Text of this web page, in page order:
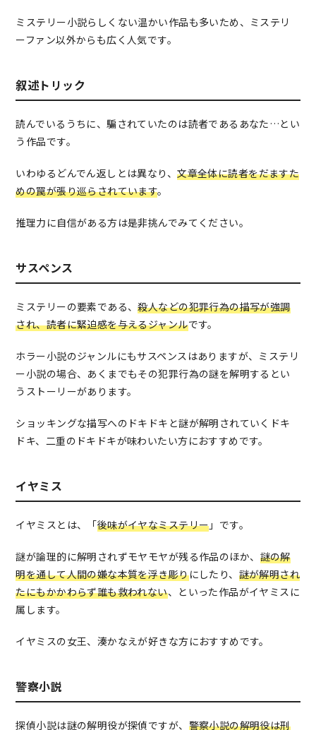
ミステリー小説らしくない温かい作品も多いため、ミステリ
ーファン以外からも広く人気です。
叙述トリック
読んでいるうちに、騙されていたのは読者であるあなた…とい
う作品です。
いわゆるどんでん返しとは異なり、文章全体に読者をだますた
めの罠が張り巡らされています。
推理力に自信がある方は是非挑んでみてください。
サスペンス
ミステリーの要素である、殺人などの犯罪行為の描写が強調
され、読者に緊迫感を与えるジャンルです。
ホラー小説のジャンルにもサスペンスはありますが、ミステリ
ー小説の場合、あくまでもその犯罪行為の謎を解明するとい
うストーリーがあります。
ショッキングな描写へのドキドキと謎が解明されていくドキ
ドキ、二重のドキドキが味わいたい方におすすめです。
イヤミス
イヤミスとは、「後味がイヤなミステリー 」です。
謎が論理的に解明されずモヤモヤが残る作品のほか、 謎の解
明を通して人間の嫌な本質を浮き彫りにしたり、 謎が解明され
たにもかかわらず誰も救われない、といった作品がイヤミスに
属します。
イヤミスの女王、湊かなえが好きな方におすすめです。
警察小説
探偵小説は謎の解明役が探偵ですが、 警察小説の解明役は刑